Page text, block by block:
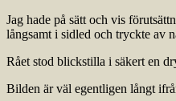
Jag hade på sätt och vis
långsamt i sidled och tryckte av
Rået stod blickstilla i säkert en
Bilden är väl egentligen långt